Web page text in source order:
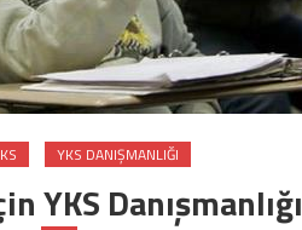
YKS DANIŞMANLIĞI
YKS Danışmanlığı